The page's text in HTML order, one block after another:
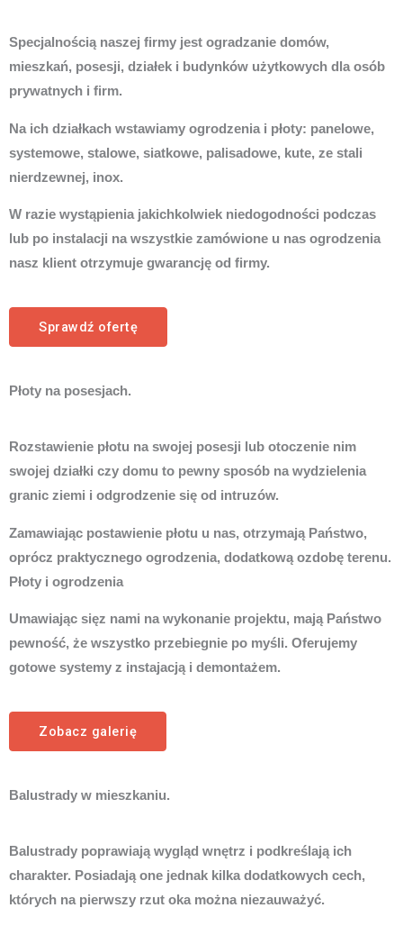
Specjalnością naszej firmy jest ogradzanie domów,
mieszkań, posesji, działek i budynków użytkowych dla osób
prywatnych i firm.
Na ich działkach wstawiamy ogrodzenia i płoty: panelowe,
systemowe, stalowe, siatkowe, palisadowe, kute, ze stali
nierdzewnej, inox.
W razie wystąpienia jakichkolwiek niedogodności podczas
lub po instalacji na wszystkie zamówione u nas ogrodzenia
nasz klient otrzymuje gwarancję od firmy.
Sprawdź ofertę
Płoty na posesjach.
Rozstawienie płotu na swojej posesji lub otoczenie nim
swojej działki czy domu to pewny sposób na wydzielenia
granic ziemi i odgrodzenie się od intruzów.
Zamawiając postawienie płotu u nas, otrzymają Państwo,
oprócz praktycznego ogrodzenia, dodatkową ozdobę terenu.
Płoty i ogrodzenia
Umawiając sięz nami na wykonanie projektu, mają Państwo
pewność, że wszystko przebiegnie po myśli. Oferujemy
gotowe systemy z instajacją i demontażem.
Zobacz galerię
Balustrady w mieszkaniu.
Balustrady poprawiają wygląd wnętrz i podkreślają ich
charakter. Posiadają one jednak kilka dodatkowych cech,
których na pierwszy rzut oka można niezauważyć.